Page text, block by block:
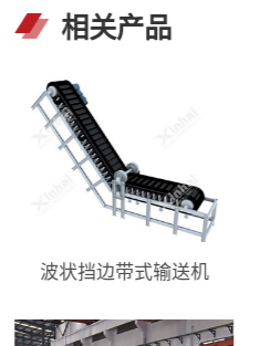
相关产品
波状挡边带式输送机